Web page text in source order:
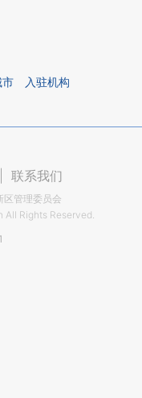
市 入驻机构
联系我们
区管理委员会
All Rights Reserved.